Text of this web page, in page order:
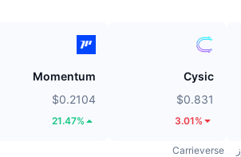
Cysic
$0.831
3.01%
Momentum
$0.2104
21.47%
Carrieverse